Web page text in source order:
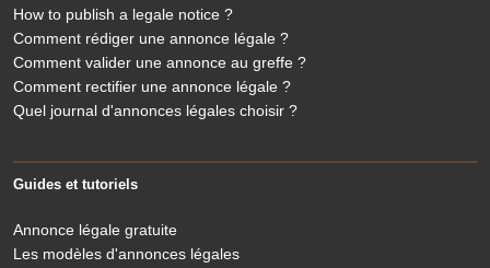
How to publish a legale notice ?
Comment rédiger une annonce légale ?
Comment valider une annonce au greffe ?
Comment rectifier une annonce légale ?
Quel journal d'annonces légales choisir ?
Guides et tutoriels
Annonce légale gratuite
Les modèles d'annonces légales